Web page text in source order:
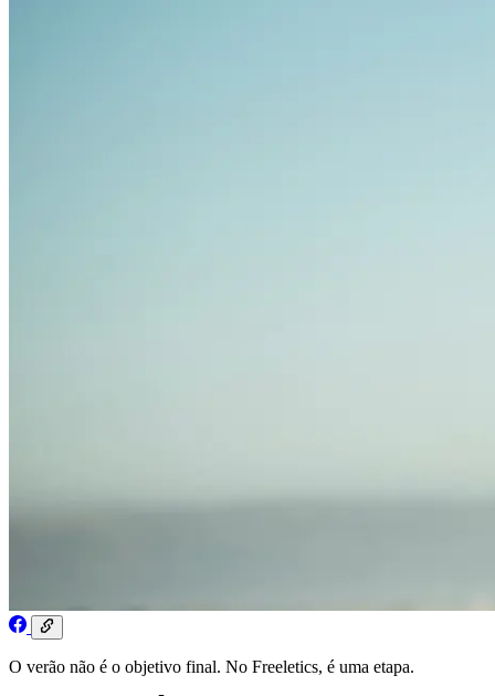
O verão não é o objetivo final. No Freeletics, é uma etapa.